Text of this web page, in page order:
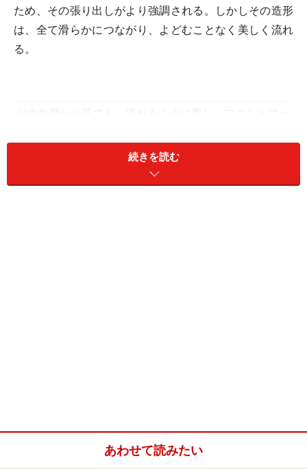
ため、その張り出しがより強調される。しかしその造形
は、全て滑らかにつながり、よどむことなく美しく流れ
る。
フロントのオーバーハングは長く、リアのオーバーハン
インや接合ラインを不要としたその「シングルカット」
ヘッドランプ開口部は、ハンドメイドならではのもの
続きを読む
あわせて読みたい